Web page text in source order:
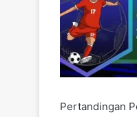
Pertandingan